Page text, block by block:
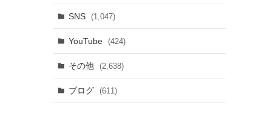
SNS (1,047)
YouTube (424)
その他 (2,638)
ブログ (611)